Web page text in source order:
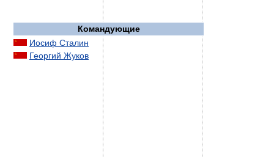
Командующие
Иосиф Сталин
Георгий Жуков